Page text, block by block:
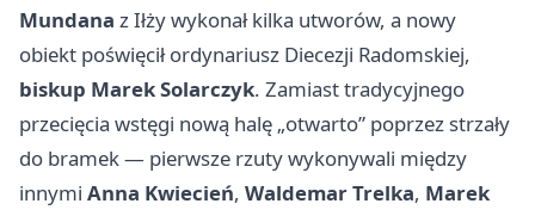
Mundana z Iłży wykonał kilka utworów, a nowy
obiekt poświęcił ordynariusz Diecezji Radomskiej,
biskup Marek Solarczyk. Zamiast tradycyjnego
przecięcia wstęgi nową halę „otwarto” poprzez strzały
do bramek — pierwsze rzuty wykonywali między
innymi Anna Kwiecień, Waldemar Trelka, Marek